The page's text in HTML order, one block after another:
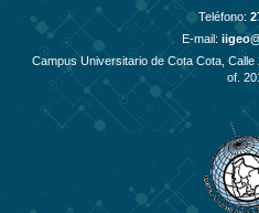
Teléfono:
E-mail:
Campus Universitario de Cota Cota,
of. 201.